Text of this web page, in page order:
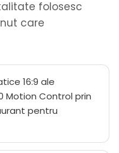
folosesc
care
16:9 ale
Motion Control prin
pentru